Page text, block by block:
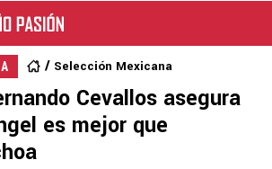
Selección Mexicana
Cevallos asegura
es mejor que